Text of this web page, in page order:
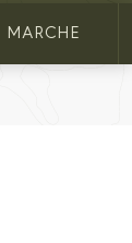
MARCHE